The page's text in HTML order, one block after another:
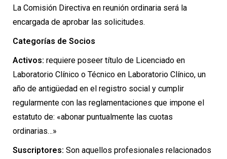
La Comisión Directiva en reunión ordinaria será la
encargada de aprobar las solicitudes.
Categorías de Socios
Activos: requiere poseer título de Licenciado en
Laboratorio Clínico o Técnico en Laboratorio Clínico, un
año de antigüedad en el registro social y cumplir
regularmente con las reglamentaciones que impone el
estatuto de: «abonar puntualmente las cuotas
ordinarias…»
Suscriptores: Son aquellos profesionales relacionados